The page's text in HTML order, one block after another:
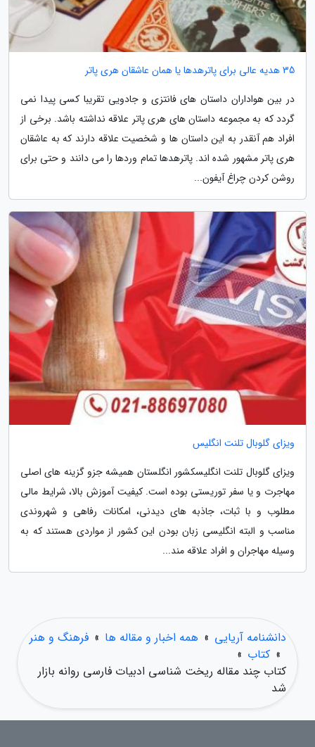
35 هدیه عالی برای پاترهدها یا همان عاشقان هری پاتر
در بین هواداران داستان های فانتزی و جادویی تقریبا کسی پیدا نمی
گردد که به مجموعه داستان های هری پاتر علاقه نداشته باشد. برخی از
افراد هم آنقدر به این داستان ها و شخصیت علاقه دارند که به عاشقان
هری پاتر مشهور شده اند. پاترهدها تمام وردها را می دانند و حتی برای
روشن کردن چراغ آیفون...
ویزای گلوبال تلنت انگلیس
ویزای گلوبال تلنت انگلیسکشور انگلستان همیشه جزو گزینه های اصلی
مهاجرت و یا سفر توریستی بوده است. کیفیت آموزش بالا، شرایط مالی
مطلوب و با ثبات، جاذبه های دیدنی، امکانات رفاهی و شهروندی
مناسب و البته انگلیسی زبان بودن این کشور از مواردی هستند که به
وسیله مهاجران و افراد علاقه مند...
دانشنامه آریایی » همه اخبار و مقاله ها » فرهنگ و هنر
» کتاب »
کتاب چند مقاله ریخت شناسی ادبیات فارسی روانه بازار
شد